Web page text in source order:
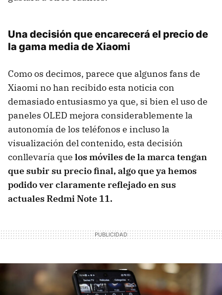
Una decisión que encarecerá el precio de
la gama media de Xiaomi
Como os decimos, parece que algunos fans de
Xiaomi no han recibido esta noticia con
demasiado entusiasmo ya que, si bien el uso de
paneles OLED mejora considerablemente la
autonomía de los teléfonos e incluso la
visualización del contenido, esta decisión
conllevaría que los móviles de la marca tengan
que subir su precio final, algo que ya hemos
podido ver claramente reflejado en sus
actuales Redmi Note 11.